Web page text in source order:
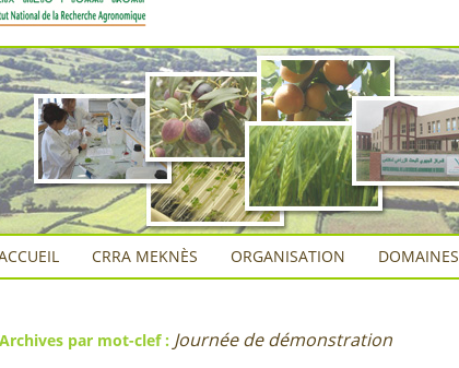
CRRA MEKNÈS ORGANISATION DOMAINES
Archives par mot-clef : Journée de démonstration